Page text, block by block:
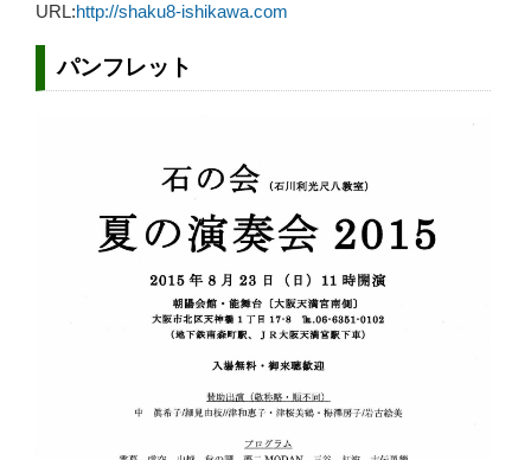
URL:http://shaku8-ishikawa.com
パンフレット